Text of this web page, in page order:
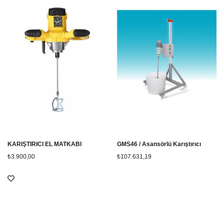
KARIŞTIRICI EL MATKABI
₺3.900,00
GMS46 / Asansörlü Karıştırıcı
₺107.631,19